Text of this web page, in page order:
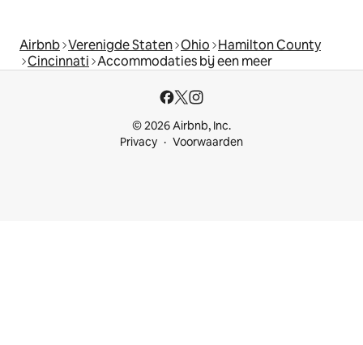
Airbnb Verenigde Staten Ohio Hamilton County
Cincinnati Accommodaties bij een meer
© 2026 Airbnb, Inc.
Privacy
Voorwaarden